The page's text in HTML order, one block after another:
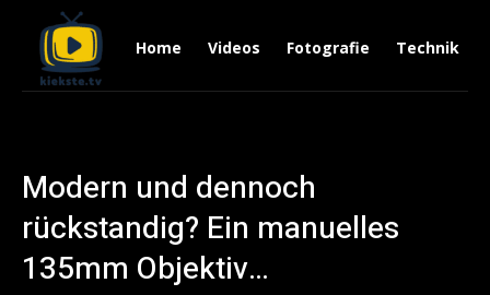
Home Videos Fotografie Technik
Modern und dennoch
rückstandig? Ein manuelles
135mm Objektiv…